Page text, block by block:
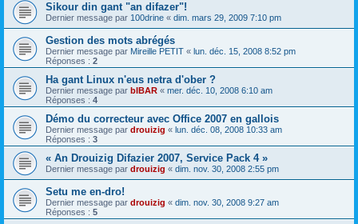
Sikour din gant "an difazer"!
Dernier message par 100drine « dim. mars 29, 2009 7:10 pm
Gestion des mots abrégés
Dernier message par Mireille PETIT « lun. déc. 15, 2008 8:52 pm
Réponses : 2
Ha gant Linux n'eus netra d'ober ?
Dernier message par bIBAR « mer. déc. 10, 2008 6:10 am
Réponses : 4
Démo du correcteur avec Office 2007 en gallois
Dernier message par drouizig « lun. déc. 08, 2008 10:33 am
Réponses : 3
« An Drouizig Difazier 2007, Service Pack 4 »
Dernier message par drouizig « dim. nov. 30, 2008 2:55 pm
Setu me en-dro!
Dernier message par drouizig « dim. nov. 30, 2008 9:27 am
Réponses : 5